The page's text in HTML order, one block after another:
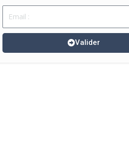
Email
Valider